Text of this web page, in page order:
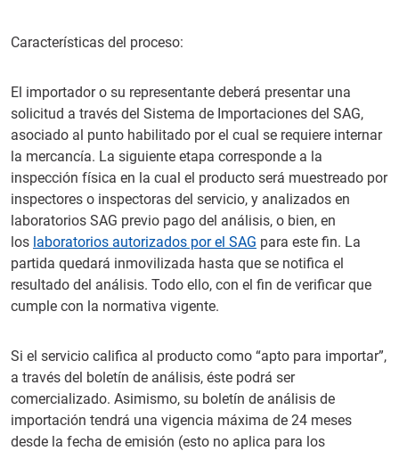
Características del proceso:
El importador o su representante deberá presentar una
solicitud a través del Sistema de Importaciones del SAG,
asociado al punto habilitado por el cual se requiere internar
la mercancía. La siguiente etapa corresponde a la
inspección física en la cual el producto será muestreado por
inspectores o inspectoras del servicio, y analizados en
laboratorios SAG previo pago del análisis, o bien, en
los laboratorios autorizados por el SAG para este fin. La
partida quedará inmovilizada hasta que se notifica el
resultado del análisis. Todo ello, con el fin de verificar que
cumple con la normativa vigente.
Si el servicio califica al producto como “apto para importar”,
a través del boletín de análisis, éste podrá ser
comercializado. Asimismo, su boletín de análisis de
importación tendrá una vigencia máxima de 24 meses
desde la fecha de emisión (esto no aplica para los